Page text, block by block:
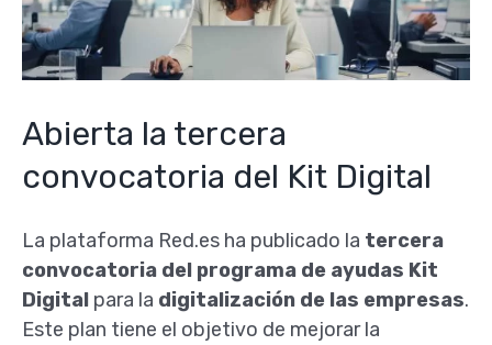
Abierta la tercera
convocatoria del Kit Digital
La plataforma Red.es ha publicado la tercera
convocatoria del programa de ayudas Kit
Digital para la digitalización de las empresas.
Este plan tiene el objetivo de mejorar la